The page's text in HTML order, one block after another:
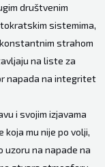
društvenim
sistemima,
strahom
na liste za
napada na integritet
i svojim izjavama
mu nije po volji,
uzoru na napade na